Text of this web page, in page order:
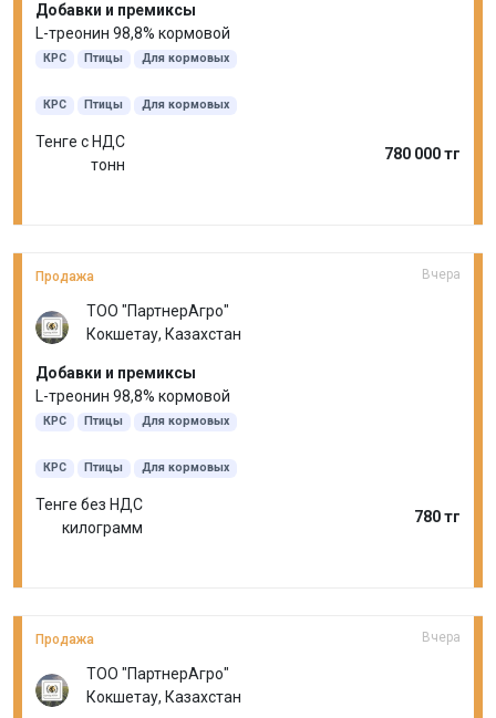
Добавки и премиксы
L-треонин 98,8% кормовой
КРС Птицы Для кормовых
КРС Птицы Для кормовых
Тенге с НДС
тонн
780 000 тг
Продажа Вчера
ТОО "ПартнерАгро"
Кокшетау, Казахстан
Добавки и премиксы
L-треонин 98,8% кормовой
КРС Птицы Для кормовых
КРС Птицы Для кормовых
Тенге без НДС
килограмм
780 тг
Продажа Вчера
ТОО "ПартнерАгро"
Кокшетау, Казахстан